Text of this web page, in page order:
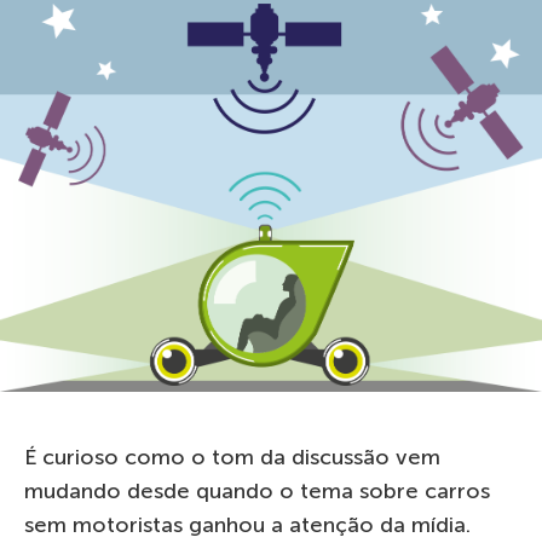
É curioso como o tom da discussão vem
mudando desde quando o tema sobre carros
sem motoristas ganhou a atenção da mídia.